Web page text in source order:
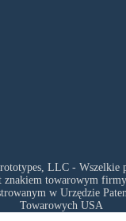
LLC - Wszelkie
znakiem towarowym firmy
w Urzędzie
Towarowych USA